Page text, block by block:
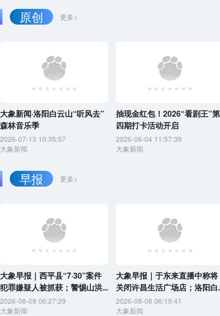
更多>
原创
大象新闻·洛阳白云山“听风去”
森林音乐季
2026-07-13 10:35:57
大象新闻
抽现金红包！2026“看剧王”第
四期打卡活动开启
2026-06-04 11:57:39
大象新闻
更多>
早报
大象早报｜西平县“7·30”案件
犯罪嫌疑人被抓获；警惕山洪...
2026-08-09 06:27:29
大象新闻
大象早报｜于东来直播中称将
关闭许昌生活广场店；洛阳白
2026-08-08 06:19:41
大象新闻